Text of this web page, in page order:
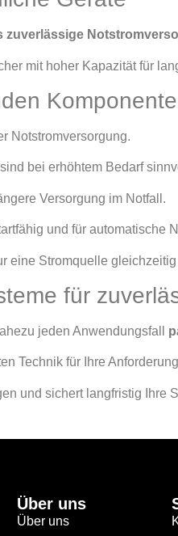
zuverlässige
mit hoher Kapazität für
Notstromversorgung.
bei erhöhtem Bedarf
Versorgung im Notfall.
und für automatische
eine Stromquelle
für
jeden Anwendungsfall
Technik für Ihre
und sichert langfristig Ihre
Über uns
Über uns